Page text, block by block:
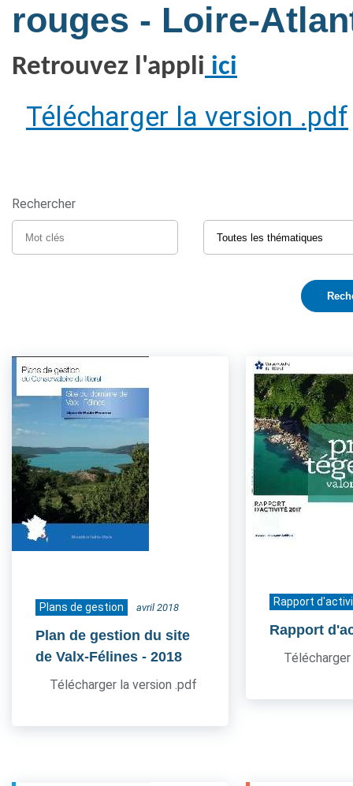
rouges - Loire-
Retrouvez l'appli ici
Télécharger la version .pdf
Rechercher
Plans de gestion avril 2018
Plan de gestion du site
de Valx-Félines - 2018
Télécharger la version .pdf
Rapport
Rapport